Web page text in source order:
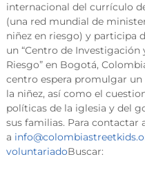
internacional del currículo
(una red mundial de
niñez en riesgo) y participa
un “Centro de Investigación
Riesgo” en Bogotá,
centro espera promulgar
la niñez, así como el
políticas de la iglesia y del
sus familias. Para contactar
a
voluntariadoBuscar: